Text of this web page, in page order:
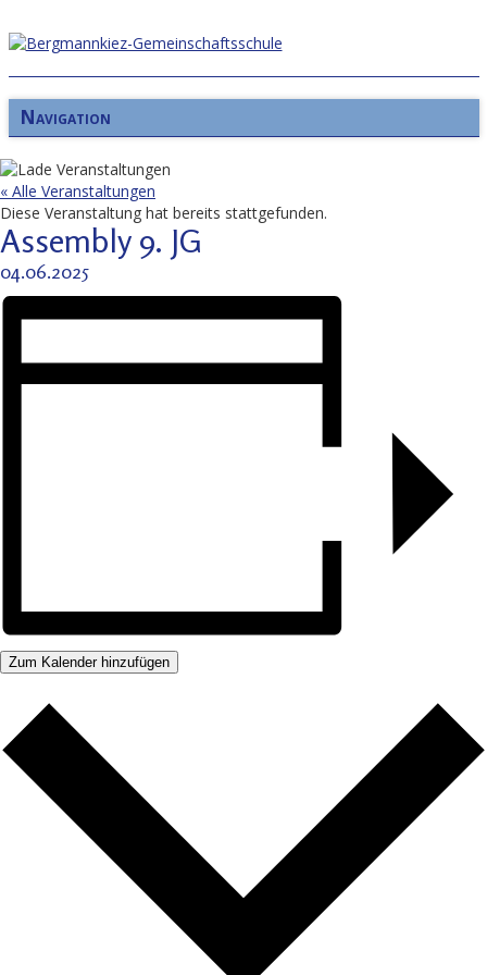
Navigation
« Alle Veranstaltungen
Diese Veranstaltung hat bereits stattgefunden.
Assembly 9. JG
04.06.2025
Zum Kalender hinzufügen